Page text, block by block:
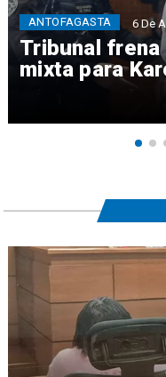
Tribunal frena
mixta para
ANTOFAGASTA 6 De